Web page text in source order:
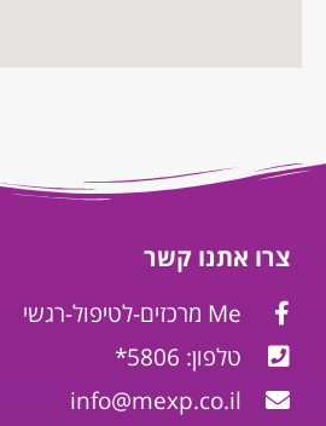
צרו אתנו קשר
Me מרכזים-לטיפול-רגשי
טלפון: 5806*
info@mexp.co.il